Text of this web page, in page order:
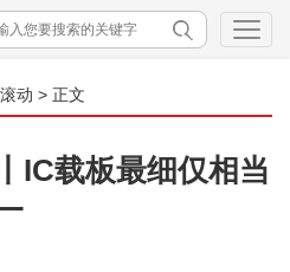
滚动 > 正文
IC载板最细仅相当